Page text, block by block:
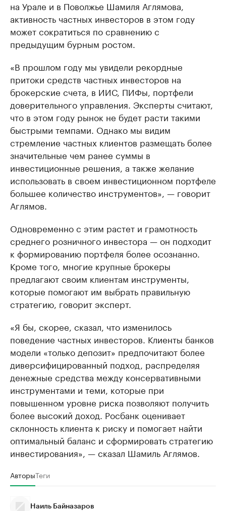
на Урале и в Поволжье Шамиля Аглямова,
активность частных инвесторов в этом году
может сократиться по сравнению с
предыдущим бурным ростом.
«В прошлом году мы увидели рекордные
притоки средств частных инвесторов на
брокерские счета, в ИИС, ПИФы, портфели
доверительного управления. Эксперты считают,
что в этом году рынок не будет расти такими
быстрыми темпами. Однако мы видим
стремление частных клиентов размещать более
значительные чем ранее суммы в
инвестиционные решения, а также желание
использовать в своем инвестиционном портфеле
большее количество инструментов», — говорит
Аглямов.
Одновременно с этим растет и грамотность
среднего розничного инвестора — он подходит
к формированию портфеля более осознанно.
Кроме того, многие крупные брокеры
предлагают своим клиентам инструменты,
которые помогают им выбрать правильную
стратегию, говорит эксперт.
«Я бы, скорее, сказал, что изменилось
поведение частных инвесторов. Клиенты банков
модели «только депозит» предпочитают более
диверсифицированный подход, распределяя
денежные средства между консервативными
инструментами и теми, которые при
повышенном уровне риска позволяют получить
более высокий доход. Росбанк оценивает
склонность клиента к риску и помогает найти
оптимальный баланс и сформировать стратегию
инвестирования», — сказал Шамиль Аглямов.
АвторыТеги
Наиль Байназаров